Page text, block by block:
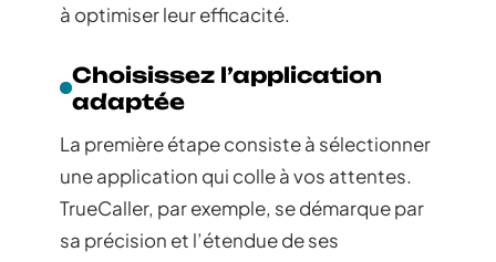
à optimiser leur efficacité.
Choisissez l’application
adaptée
La première étape consiste à sélectionner
une application qui colle à vos attentes.
TrueCaller, par exemple, se démarque par
sa précision et l’étendue de ses